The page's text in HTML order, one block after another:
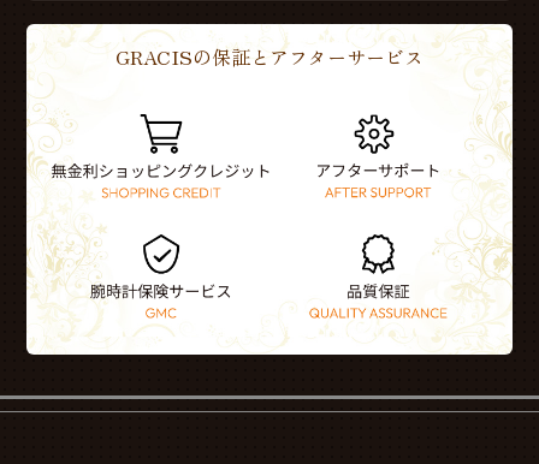
GRACISの保証とアフターサービス